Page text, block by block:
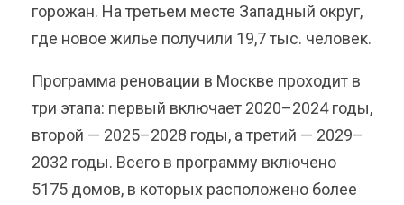
горожан. На третьем месте Западный округ,
где новое жилье получили 19,7 тыс. человек.
Программа реновации в Москве проходит в
три этапа: первый включает 2020–2024 годы,
второй — 2025–2028 годы, а третий — 2029–
2032 годы. Всего в программу включено
5175 домов, в которых расположено более